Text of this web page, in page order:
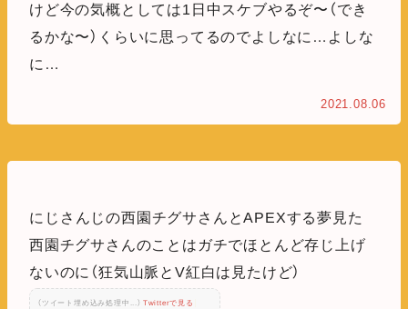
けど今の気概としては1日中スケブやるぞ〜（でき
るかな〜）くらいに思ってるのでよしなに…よしな
に…
2021.08.06
にじさんじの西園チグサさんとAPEXする夢見た
西園チグサさんのことはガチでほとんど存じ上げ
ないのに（狂気山脈とV紅白は見たけど）
（ツイート埋め込み処理中...） Twitterで見る